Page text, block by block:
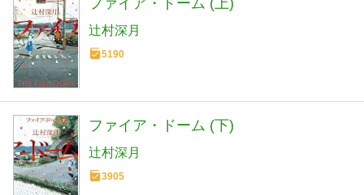
ファイア・ドーム (上)
辻村深月
5190
ファイア・ドーム (下)
辻村深月
3905